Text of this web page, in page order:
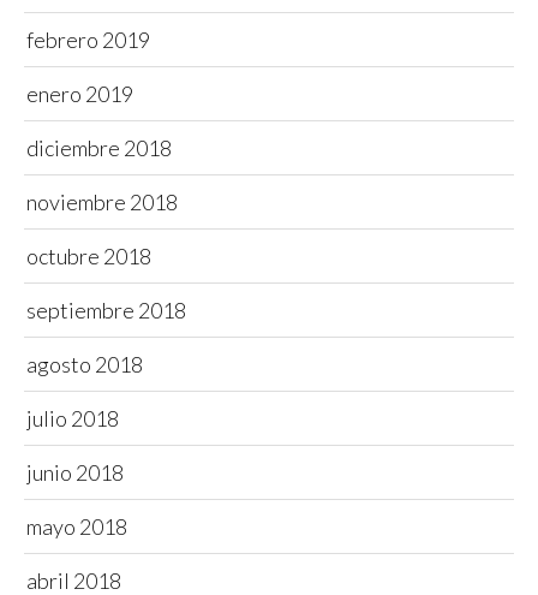
febrero 2019
enero 2019
diciembre 2018
noviembre 2018
octubre 2018
septiembre 2018
agosto 2018
julio 2018
junio 2018
mayo 2018
abril 2018